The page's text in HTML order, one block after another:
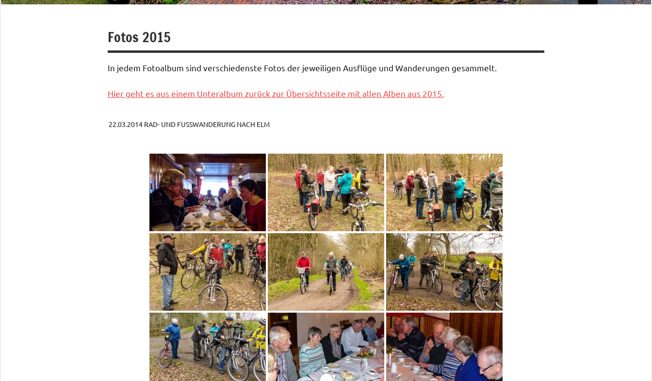
Fotos 2015
In jedem Fotoalbum sind verschiedenste Fotos der jeweiligen Ausflüge und Wanderungen gesammelt.
Hier geht es aus einem Unteralbum zurück zur Übersichtsseite mit allen Alben aus 2015.
22.03.2014 RAD- UND FUSSWANDERUNG NACH ELM